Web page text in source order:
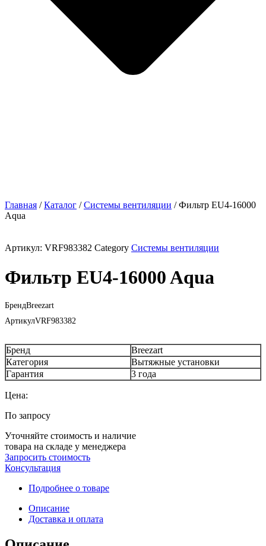
Главная /Каталог /Системы вентиляции / Фильтр EU4-16000
Aqua
Артикул: VRF983382 Category Системы вентиляции
Фильтр EU4-16000 Aqua
БрендBreezart
АртикулVRF983382
Бренд
Breezart
Категория
Вытяжные установки
Гарантия
3 года
Цена:
По запросу
Уточняйте стоимость и наличие
товара на складе у менеджера
Запросить стоимость
Консультация
Подробнее о товаре
Описание
Доставка и оплата